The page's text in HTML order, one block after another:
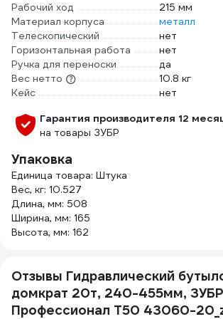
Рабочий ход
215 мм
Материал корпуса
металл
Телескопический
нет
Горизонтальная работа
нет
Ручка для переноски
да
Вес нетто
10.8 кг
Кейс
нет
Гарантия производителя 12
на товары ЗУБР
Упаковка
Единица товара: Штука
Вес, кг: 10.527
Длина, мм: 508
Ширина, мм: 165
Высота, мм: 162
Отзывы Гидравлический
домкрат 20т, 240-455мм, ЗУБР
Профессионал T50 43060-